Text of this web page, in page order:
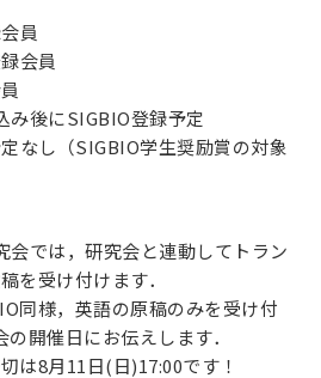
員
会員
み後にSIGBIO登録予定
なし（SIGBIO学生奨励賞の対象
会では，研究会と連動してトラン
を受け付けます．
同様，英語の原稿のみを受け付
開催日にお伝えします．
は8月11日(日)17:00です！